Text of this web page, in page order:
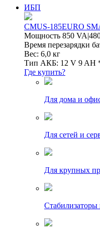
ИБП
CMUS-185EURO
Мощность 850
Время перезарядки
Вес: 6,0 кг
Тип АКБ: 12 V 9 AH
Где купить?
Для дома и
Для сетей и
Для крупных